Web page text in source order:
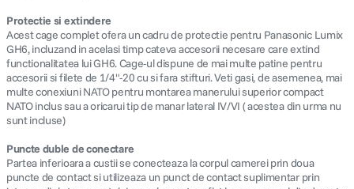
Protectie si extindere
Acest cage complet ofera un cadru de protectie pentru Panasonic Lumix
GH6, incluzand in acelasi timp cateva accesorii necesare care extind
functionalitatea lui GH6. Cage-ul dispune de mai multe patine pentru
accesorii si filete de 1/4"-20 cu si fara stifturi. Veti gasi, de asemenea, mai
multe conexiuni NATO pentru montarea manerului superior compact
NATO inclus sau a oricarui tip de manar lateral IV/VI ( acestea din urma nu
sunt incluse)
Puncte duble de conectare
Partea inferioara a custii se conecteaza la corpul camerei prin doua
puncte de contact si utilizeaza un punct de contact suplimentar prin